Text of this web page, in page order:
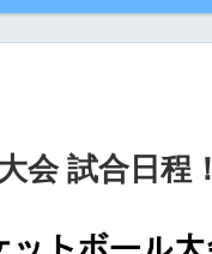
会 試合日程！